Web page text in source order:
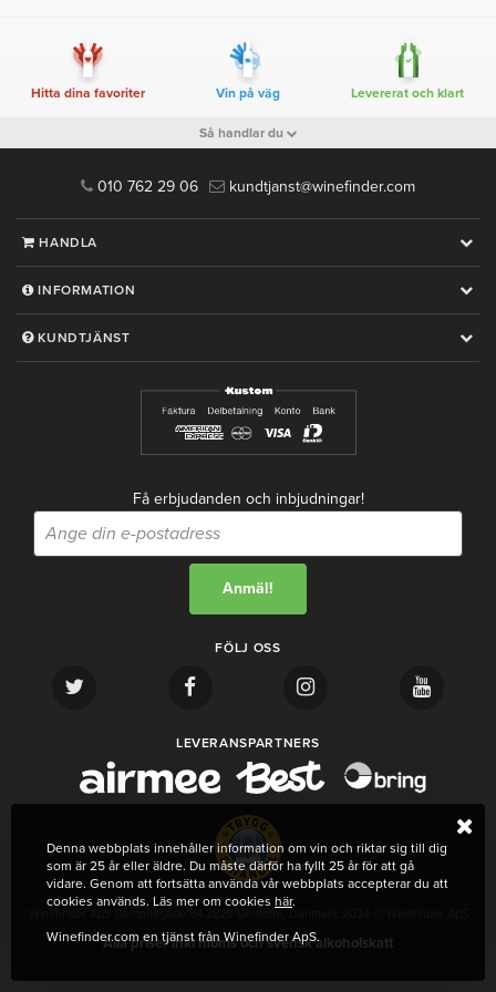
Hitta dina favoriter Vin på väg Levererat och klart
Så handlar du
010 762 29 06 kundtjanst@winefinder.com
HANDLA
INFORMATION
KUNDTJÄNST
Få erbjudanden och inbjudningar!
FÖLJ OSS
LEVERANSPARTNERS
Alla priser inkl moms och svensk alkoholskatt
Denna webbplats innehåller information om vin och riktar sig till dig
som är 25 år eller äldre. Du måste därför ha fyllt 25 år för att gå
vidare. Genom att fortsätta använda vår webbplats accepterar du att
cookies används. Läs mer om cookies här.
Winefinder.com en tjänst från Winefinder ApS.